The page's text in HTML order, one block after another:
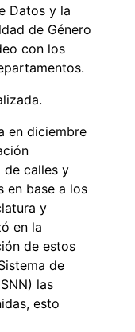
Datos y la
de Género
con los
en diciembre
calles y
en base a los
y
en la
de estos
de
las
esto